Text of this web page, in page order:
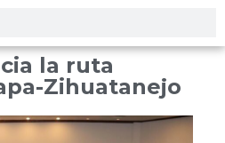
la ruta
Zihuatanejo